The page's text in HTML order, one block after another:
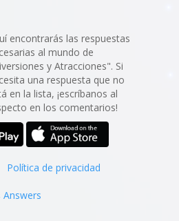
encontrarás las respuestas
al mundo de
y Atracciones". Si
una respuesta que no
en la lista, ¡escríbanos al
en los comentarios!
Política de privacidad